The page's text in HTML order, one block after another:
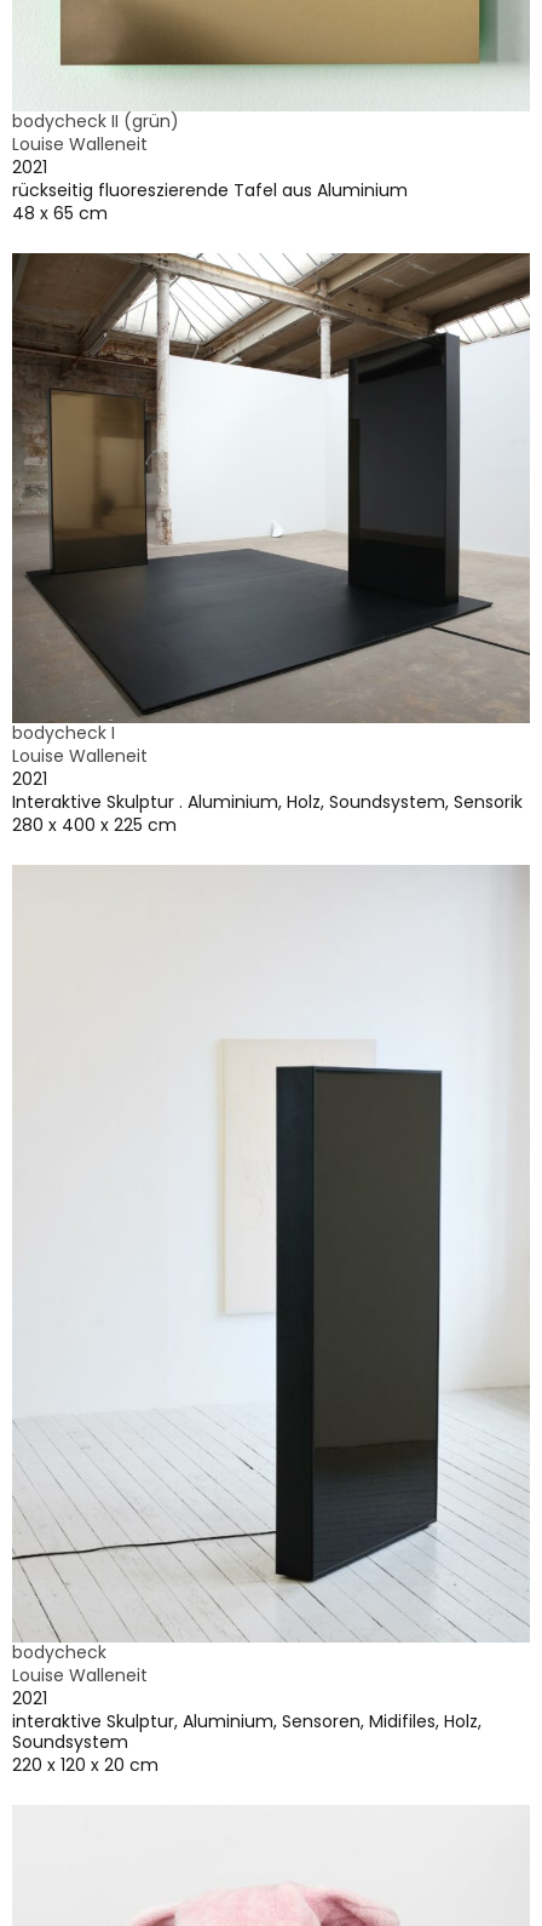
bodycheck II (grün)
Louise Walleneit
2021
rückseitig fluoreszierende Tafel aus Aluminium
48 x 65 cm
bodycheck I
Louise Walleneit
2021
Interaktive Skulptur . Aluminium, Holz, Soundsystem, Sensorik
280 x 400 x 225 cm
bodycheck
Louise Walleneit
2021
interaktive Skulptur, Aluminium, Sensoren, Midifiles, Holz,
Soundsystem
220 x 120 x 20 cm